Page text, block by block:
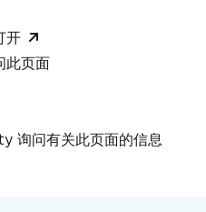
开
此页面
询问有关此页面的信息